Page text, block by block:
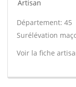
Artisan
Département: 45
Surélévation
Voir la fiche